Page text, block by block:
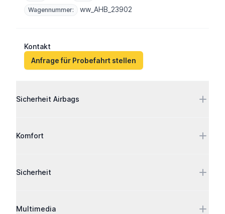
Wagennummer: ww_AHB_23902
Kontakt
Anfrage für Probefahrt stellen
Sicherheit Airbags
Komfort
Sicherheit
Multimedia